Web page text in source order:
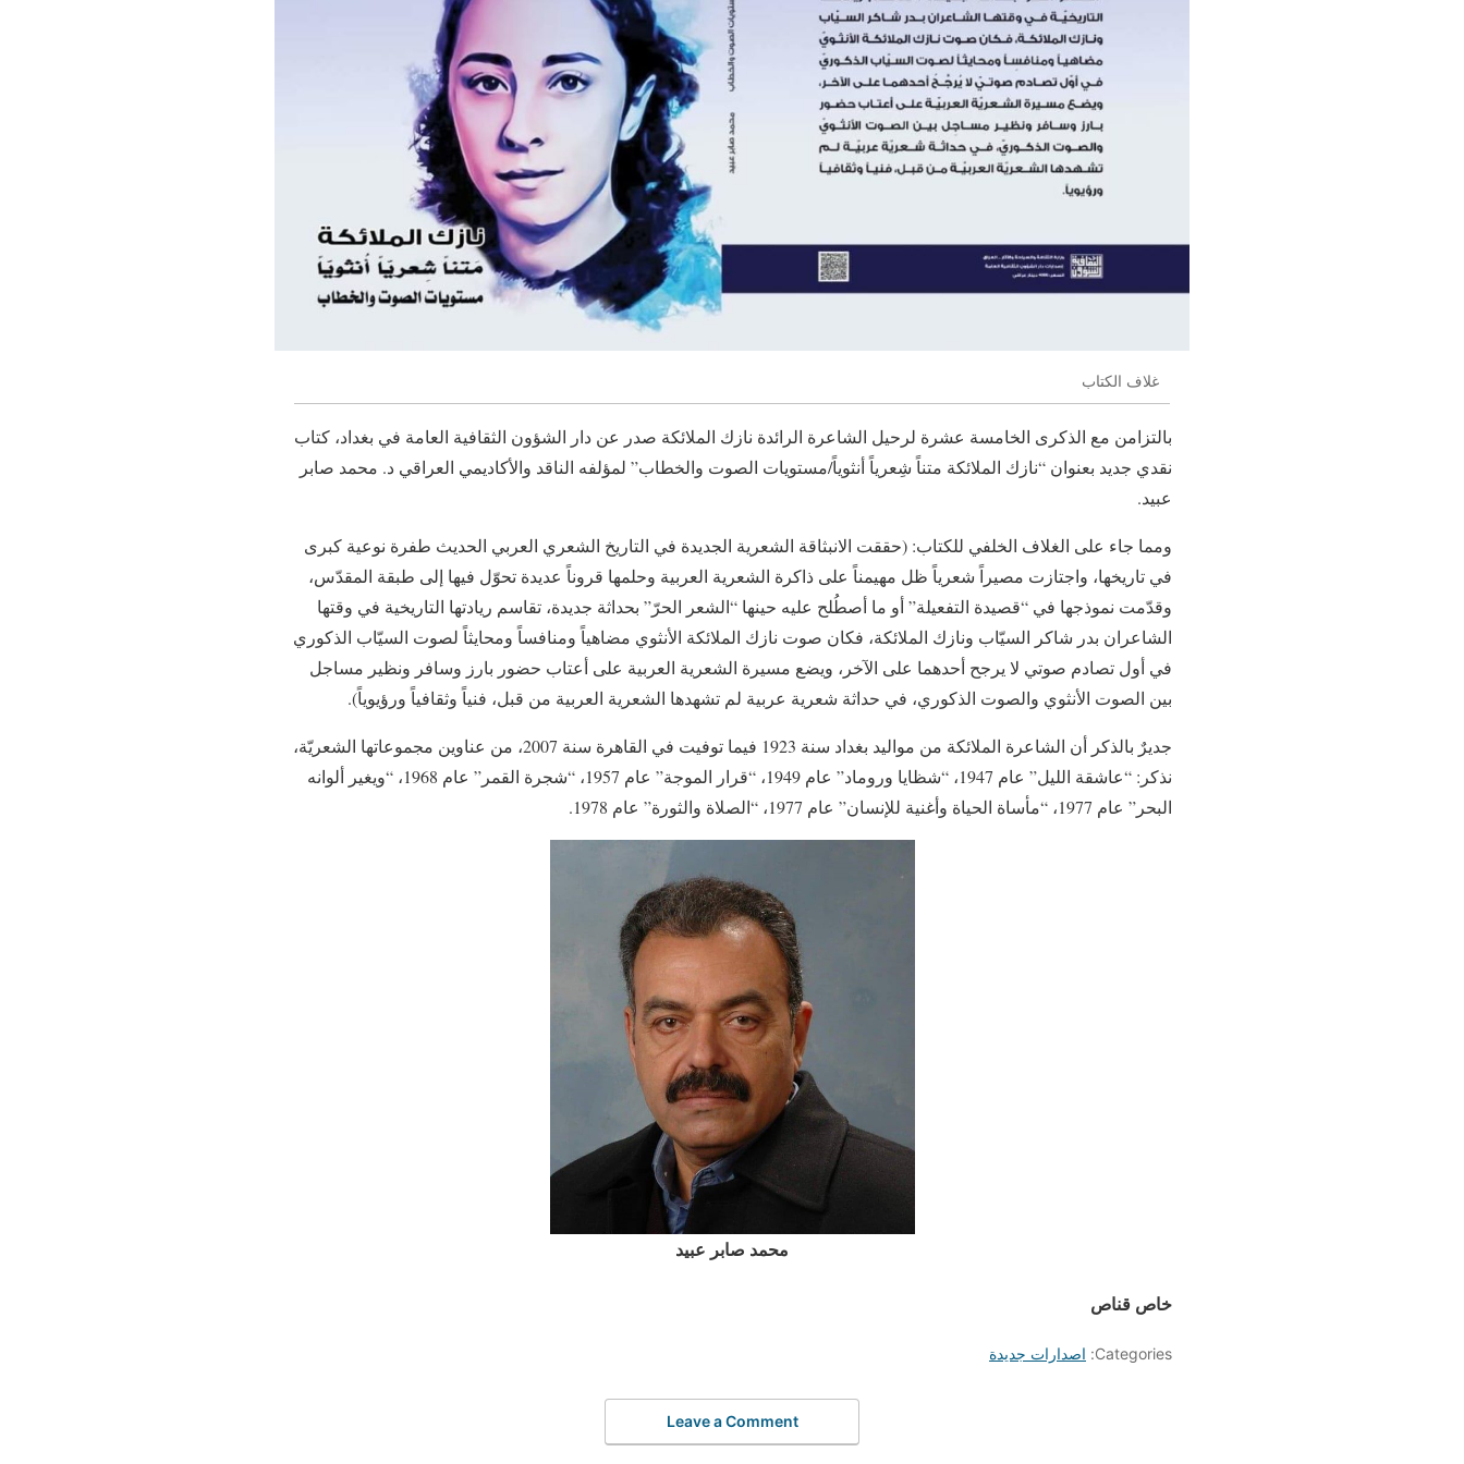
غلاف الكتاب
بالتزامن مع الذكرى الخامسة عشرة لرحيل الشاعرة الرائدة نازك الملائكة صدر عن دار الشؤون الثقافية العامة في بغداد، كتاب
نقدي جديد بعنوان “نازك الملائكة متناً شِعرياً أنثوياً/مستويات الصوت والخطاب” لمؤلفه الناقد والأكاديمي العراقي د. محمد صابر
عبيد.
ومما جاء على الغلاف الخلفي للكتاب: (حققت الانبثاقة الشعرية الجديدة في التاريخ الشعري العربي الحديث طفرة نوعية كبرى
في تاريخها، واجتازت مصيراً شعرياً ظل مهيمناً على ذاكرة الشعرية العربية وحلمها قروناً عديدة تحوّل فيها إلى طبقة المقدّس،
وقدّمت نموذجها في “قصيدة التفعيلة” أو ما أصطُلح عليه حينها “الشعر الحرّ” بحداثة جديدة، تقاسم ريادتها التاريخية في وقتها
الشاعران بدر شاكر السيّاب ونازك الملائكة، فكان صوت نازك الملائكة الأنثوي مضاهياً ومنافساً ومحايثاً لصوت السيّاب الذكوري
في أول تصادم صوتي لا يرجح أحدهما على الآخر، ويضع مسيرة الشعرية العربية على أعتاب حضور بارز وسافر ونظير مساجل
بين الصوت الأنثوي والصوت الذكوري، في حداثة شعرية عربية لم تشهدها الشعرية العربية من قبل، فنياً وثقافياً ورؤيوياً).
جديرٌ بالذكر أن الشاعرة الملائكة من مواليد بغداد سنة 1923 فيما توفيت في القاهرة سنة 2007، من عناوين مجموعاتها الشعريّة،
نذكر: “عاشقة الليل” عام 1947، “شظايا وروماد” عام 1949، “قرار الموجة” عام 1957، “شجرة القمر” عام 1968، “ويغير ألوانه
البحر” عام 1977، “مأساة الحياة وأغنية للإنسان” عام 1977، “الصلاة والثورة” عام 1978.
محمد صابر عبيد
خاص قناص
Categories: اصدارات جديدة
Leave a Comment